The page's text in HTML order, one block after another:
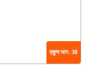
एकूण भाग : 38